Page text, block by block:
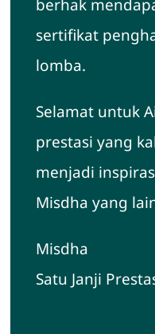
berhak
sertifikat
lomba.
Selamat untuk
prestasi yang
menjadi
Misdha yang
Misdha
Satu Janji